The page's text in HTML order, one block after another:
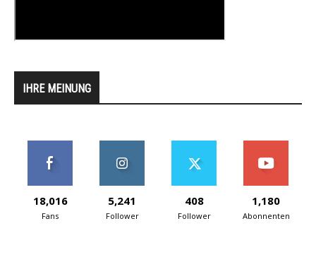
IHRE MEINUNG
18,016
Fans
5,241
Follower
408
Follower
1,180
Abonnenten